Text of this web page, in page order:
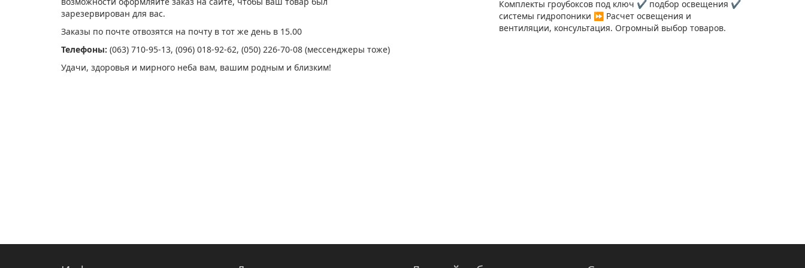
зарезервирован для вас.
Заказы по почте отвозятся на почту в тот же день в 15.00
Телефоны: (063) 710-95-13, (096) 018-92-62, (050) 226-70-08 (мессенджеры тоже)
Удачи, здоровья и мирного неба вам, вашим родным и близким!
Комплекты гроубоксов под ключ ✔️ подбор освещения ✔️
системы гидропоники ⏩ Расчет освещения и
вентиляции, консультация. Огромный выбор товаров.